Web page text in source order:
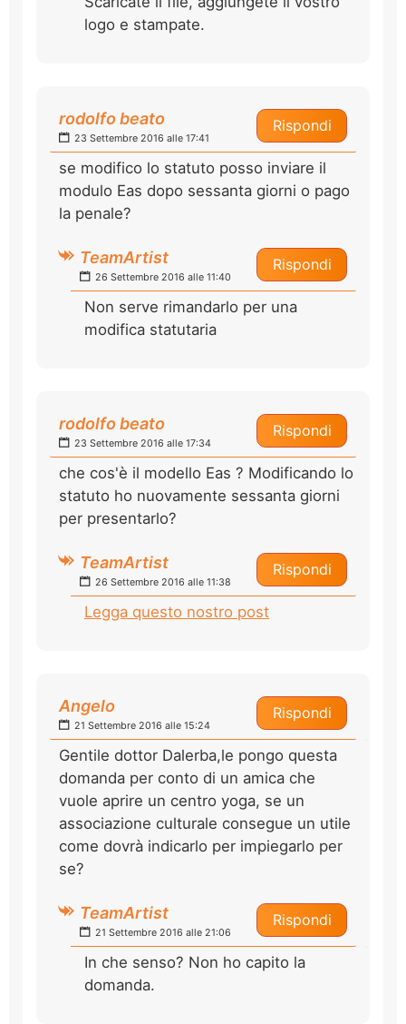
logo e stampate.
Rispondi
rodolfo beato
23 Settembre 2016 alle 17:41
se modifico lo statuto posso inviare il
modulo Eas dopo sessanta giorni o pago
la penale?
Rispondi
TeamArtist
26 Settembre 2016 alle 11:40
Non serve rimandarlo per una
modifica statutaria
Rispondi
rodolfo beato
23 Settembre 2016 alle 17:34
che cos'è il modello Eas ? Modificando lo
statuto ho nuovamente sessanta giorni
per presentarlo?
Rispondi
TeamArtist
26 Settembre 2016 alle 11:38
Legga questo nostro post
Rispondi
Angelo
21 Settembre 2016 alle 15:24
Gentile dottor Dalerba,le pongo questa
domanda per conto di un amica che
vuole aprire un centro yoga, se un
associazione culturale consegue un utile
come dovrà indicarlo per impiegarlo per
se?
Rispondi
TeamArtist
21 Settembre 2016 alle 21:06
In che senso? Non ho capito la
domanda.